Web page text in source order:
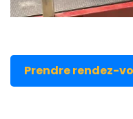
Prendre rendez-